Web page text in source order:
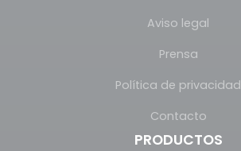
Aviso legal
Prensa
Política de privacidad
Contacto
PRODUCTOS